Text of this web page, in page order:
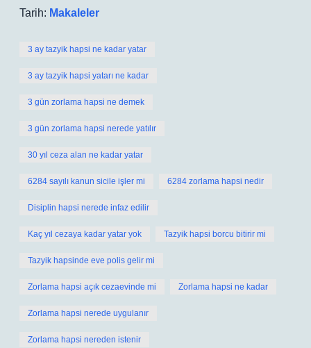
Tarih: Makaleler
3 ay tazyik hapsi ne kadar yatar
3 ay tazyik hapsi yatarı ne kadar
3 gün zorlama hapsi ne demek
3 gün zorlama hapsi nerede yatılır
30 yıl ceza alan ne kadar yatar
6284 sayılı kanun sicile işler mi 6284 zorlama hapsi nedir
Disiplin hapsi nerede infaz edilir
Kaç yıl cezaya kadar yatar yok Tazyik hapsi borcu bitirir mi
Tazyik hapsinde eve polis gelir mi
Zorlama hapsi açık cezaevinde mi Zorlama hapsi ne kadar
Zorlama hapsi nerede uygulanır
Zorlama hapsi nereden istenir